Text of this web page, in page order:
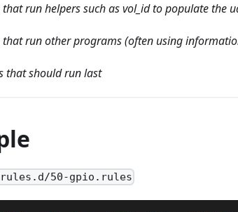
run helpers such as vol_id to populate the
that run other programs (often using
that should run last
50-gpio.rules